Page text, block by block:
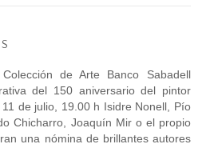
de Arte Banco Sabadell
del 150 aniversario del pintor
de julio, 19.00 h Isidre Nonell, Pío
Chicharro, Joaquín Mir o el propio
una nómina de brillantes autores